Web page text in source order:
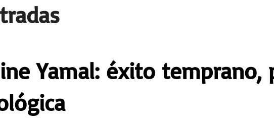
Yamal: éxito temprano,